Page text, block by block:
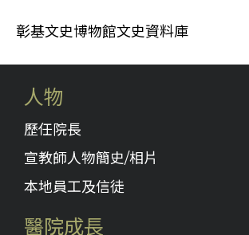
彰基文史博物館文史資料庫
人物
歷任院長
宣教師人物簡史/相片
本地員工及信徒
醫院成長